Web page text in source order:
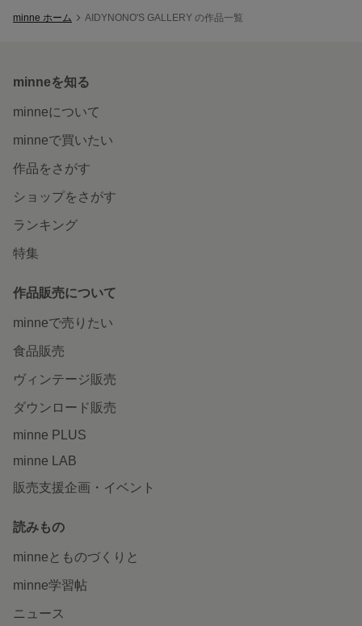
minne ホーム AIDYNONO'S GALLERY の作品一覧
minneを知る
minneについて
minneで買いたい
作品をさがす
ショップをさがす
ランキング
特集
作品販売について
minneで売りたい
食品販売
ヴィンテージ販売
ダウンロード販売
minne PLUS
minne LAB
販売支援企画・イベント
読みもの
minneとものづくりと
minne学習帖
ニュース